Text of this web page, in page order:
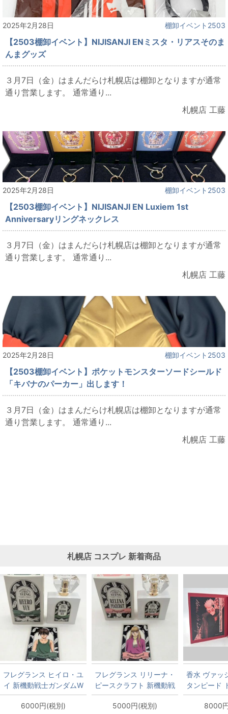
2025年2月28日 棚卸イベント2503
【2503棚卸イベント】NIJISANJI ENミスタ・リアスそのま
んまグッズ
３月7日（金）はまんだらけ札幌店は棚卸となりますが通常
通り営業します。 通常通り...
札幌店 工藤
2025年2月28日 棚卸イベント2503
【2503棚卸イベント】NIJISANJI EN Luxiem 1st
Anniversaryリングネックレス
３月7日（金）はまんだらけ札幌店は棚卸となりますが通常
通り営業します。 通常通り...
札幌店 工藤
2025年2月28日 棚卸イベント2503
【2503棚卸イベント】ポケットモンスターソードシールド
「キバナのパーカー」出します！
３月7日（金）はまんだらけ札幌店は棚卸となりますが通常
通り営業します。 通常通り...
札幌店 工藤
札幌店 コスプレ 新着商品
フレグランス ヒイロ・ユ
イ 新機動戦士ガンダムW
6000円(税別)
フレグランス リリーナ・
ピースクラフト 新機動戦
士ガンダムW
5000円(税別)
香水 ヴァッ
タンピード
スタ
8000